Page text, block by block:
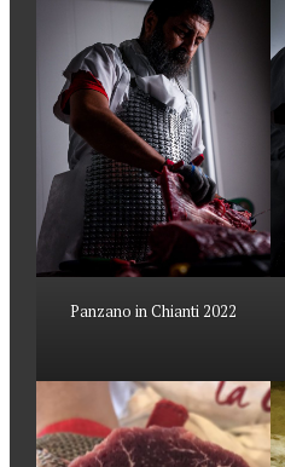
Panzano in Chianti 2022